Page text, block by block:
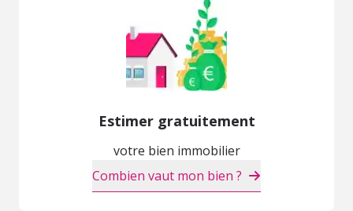
Estimer gratuitement
votre bien immobilier
Combien vaut mon bien ?